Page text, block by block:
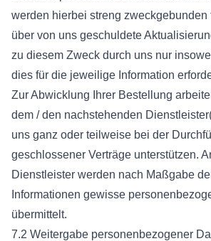
werden hierbei streng zweckgebunden
über von uns geschuldete
zu diesem Zweck durch uns nur
dies für die jeweilige Information
Zur Abwicklung Ihrer Bestellung
dem / den nachstehenden
uns ganz oder teilweise bei der
geschlossener Verträge unterstützen.
Dienstleister werden nach Maßgabe
Informationen gewisse
übermittelt.
7.2 Weitergabe personenbezogener